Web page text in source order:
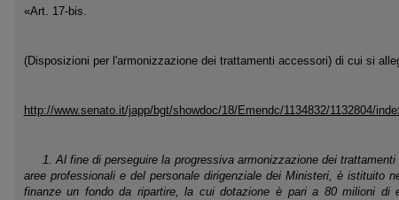
«Art. 17-bis.
(Disposizioni per l'armonizzazione dei trattamenti accessori) di cui si
http://www.senato.it/japp/bgt/showdoc/18/Emendc/1134832/1132804/
1. Al fine di perseguire la progressiva armonizzazione dei trattamenti
aree professionali e del personale dirigenziale dei Ministeri, è istituito
finanze un fondo da ripartire, la cui dotazione è pari a 80 milioni di